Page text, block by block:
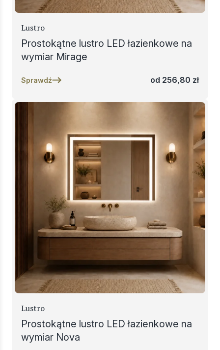
Lustro
Prostokątne lustro LED łazienkowe na
wymiar Mirage
Sprawdź od 256,80 zł
Lustro
Prostokątne lustro LED łazienkowe na
wymiar Nova